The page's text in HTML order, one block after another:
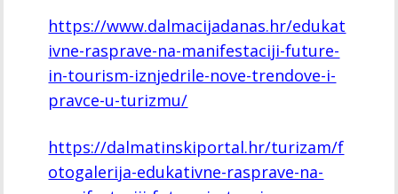
https://www.dalmacijadanas.hr/edukat
ivne-rasprave-na-manifestaciji-future-
in-tourism-iznjedrile-nove-trendove-i-
pravce-u-turizmu/
https://dalmatinskiportal.hr/turizam/f
otogalerija-edukativne-rasprave-na-